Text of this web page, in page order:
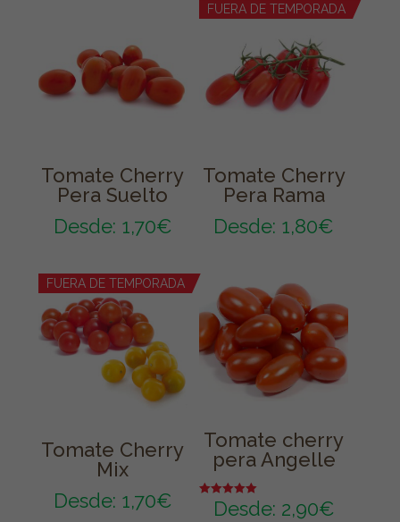
Tomate Cherry
Pera Suelto
Desde: 1,70€
FUERA DE TEMPORADA
Tomate Cherry
Pera Rama
Desde: 1,80€
FUERA DE TEMPORADA
Tomate Cherry
Mix
Desde: 1,70€
Tomate cherry
pera Angelle
Valorado en
5.00Desde: 2,90€